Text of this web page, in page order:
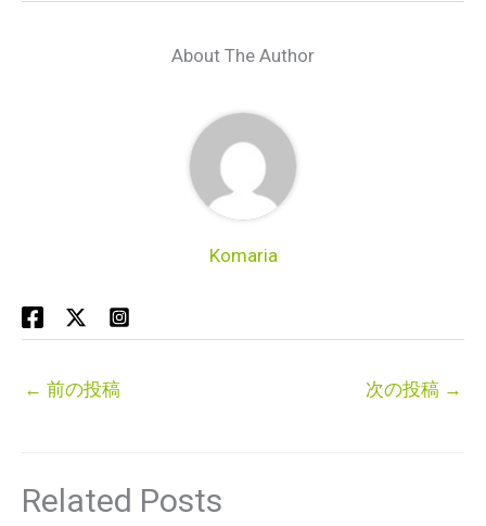
About The Author
Komaria
← 前の投稿 次の投稿 →
Related Posts